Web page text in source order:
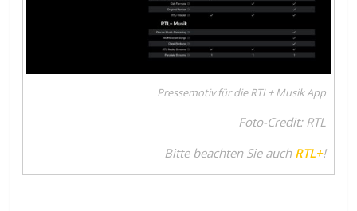
Pressemotiv für die RTL+ Musik App
Foto-Credit: RTL
Bitte beachten Sie auch RTL+!